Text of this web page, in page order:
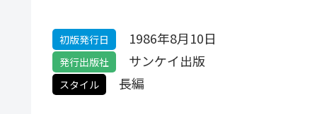
初版発行日 1986年8月10日
発行出版社 サンケイ出版
スタイル 長編